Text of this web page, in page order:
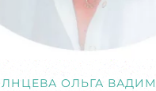
ОЛЬГА